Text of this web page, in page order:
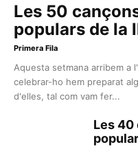
Les 50
populars de la
Primera Fila
Aquesta setmana arribem a
celebrar-ho hem preparat
d'elles, tal com vam fer...
Les 40